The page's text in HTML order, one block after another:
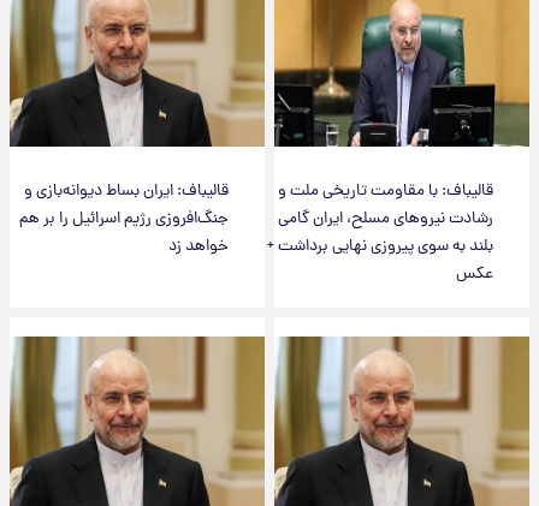
قالیباف: با مقاومت تاریخی ملت و
رشادت نیروهای مسلح، ایران گامی
بلند به سوی پیروزی نهایی برداشت +
عکس
قالیباف: ایران بساط دیوانه‌بازی و
جنگ‌افروزی رژیم اسرائیل را بر هم
خواهد زد